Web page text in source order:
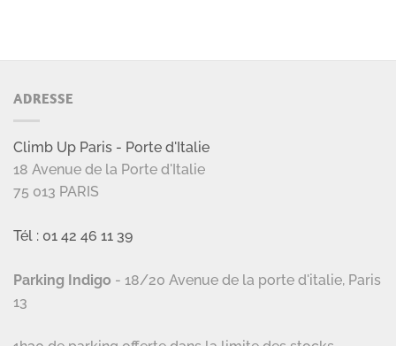
ADRESSE
Climb Up Paris - Porte d'Italie
18 Avenue de la Porte d'Italie
75 013 PARIS
Tél : 01 42 46 11 39
Parking Indigo - 18/20 Avenue de la porte d'italie, Paris
13